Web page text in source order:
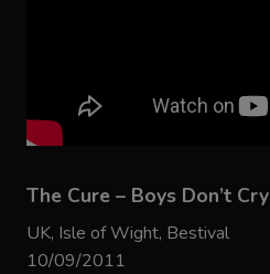
The Cure – Boys Don’t Cry
UK, Isle of Wight, Bestival
10/09/2011